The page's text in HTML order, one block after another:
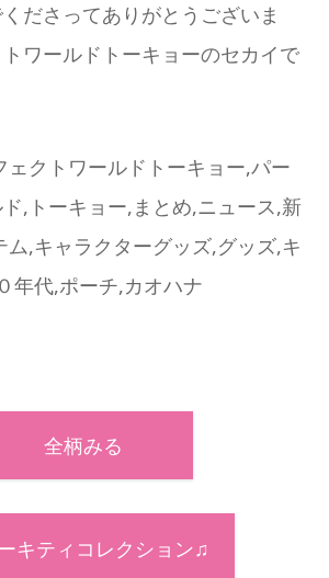
ださってありがとうございま
ワールドトーキョーのセカイで
ェクトワールドトーキョー,パー
,トーキョー,まとめ,ニュース,新
ム,キャラクターグッズ,グッズ,キ
年代,ポーチ,カオハナ
全柄みる
キティコレクション♫